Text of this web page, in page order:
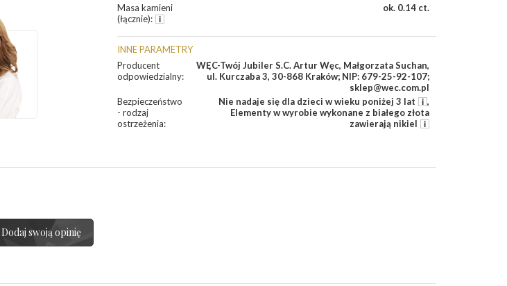
Masa kamieni
(łącznie):
ok. 0.14 ct.
INNE PARAMETRY
Producent
odpowiedzialny:
WĘC-Twój Jubiler S.C. Artur Węc, Małgorzata Suchan,
ul. Kurczaba 3, 30-868 Kraków; NIP: 679-25-92-107;
sklep@wec.com.pl
Bezpieczeństwo
- rodzaj
ostrzeżenia:
Nie nadaje się dla dzieci w wieku poniżej 3 lat
,
Elementy w wyrobie wykonane z białego złota
zawierają nikiel
Dodaj swoją opinię